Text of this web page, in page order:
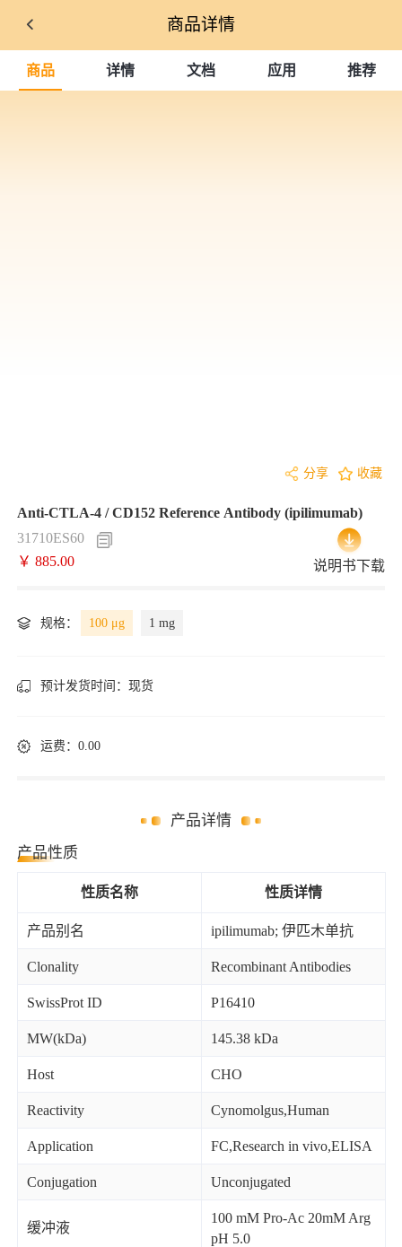
商品详情
商品 详情 文档 应用 推荐
分享 收藏
Anti-CTLA-4 / CD152 Reference Antibody (ipilimumab)
31710ES60
￥ 885.00
说明书下载
规格： 100 μg 1 mg
预计发货时间： 现货
运费：0.00
产品详情
产品性质
性质名称 性质详情
产品别名 ipilimumab; 伊匹木单抗
Clonality Recombinant Antibodies
SwissProt ID P16410
MW(kDa) 145.38 kDa
Host CHO
Reactivity Cynomolgus,Human
Application FC,Research in vivo,ELISA
Conjugation Unconjugated
缓冲液
100 mM Pro-Ac 20mM Arg
pH 5.0